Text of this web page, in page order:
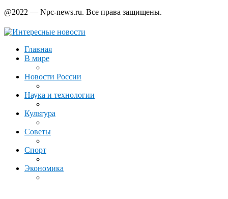
@2022 — Npc-news.ru. Все права защищены.
Главная
В мире
Новости России
Наука и технологии
Культура
Советы
Спорт
Экономика